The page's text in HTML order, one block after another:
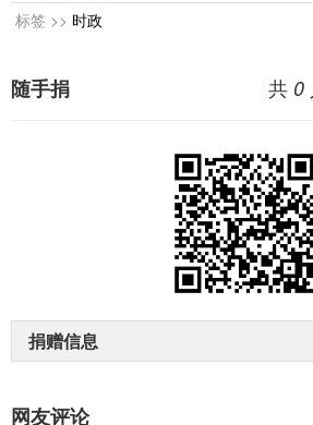
标签 >> 时政
共 0
随手捐
捐赠信息
网友评论